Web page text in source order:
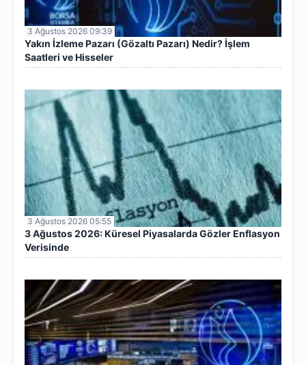
3 Ağustos 2026 09:39
Yakın İzleme Pazarı (Gözaltı Pazarı) Nedir? İşlem
Saatleri ve Hisseler
3 Ağustos 2026 05:55
3 Ağustos 2026: Küresel Piyasalarda Gözler Enflasyon
Verisinde